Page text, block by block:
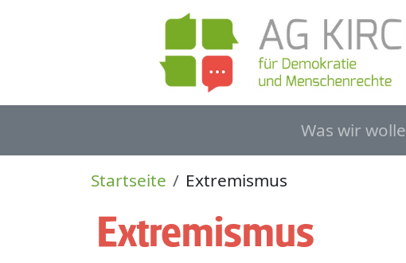
Was wir
Pfadnavigation
Startseite Extremismus
Extremismus